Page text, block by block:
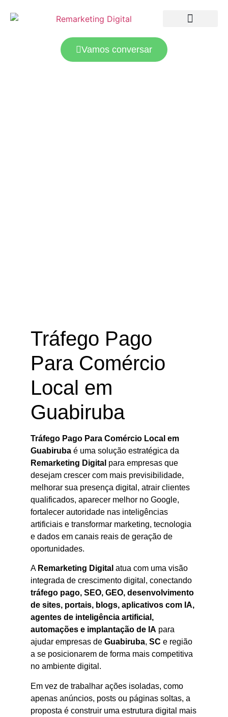
Vamos conversar
Tráfego Pago
Para Comércio
Local em
Guabiruba
Tráfego Pago Para Comércio Local em
Guabiruba é uma solução estratégica da
Remarketing Digital para empresas que
desejam crescer com mais previsibilidade,
melhorar sua presença digital, atrair clientes
qualificados, aparecer melhor no Google,
fortalecer autoridade nas inteligências
artificiais e transformar marketing, tecnologia
e dados em canais reais de geração de
oportunidades.
A Remarketing Digital atua com uma visão
integrada de crescimento digital, conectando
tráfego pago, SEO, GEO, desenvolvimento
de sites, portais, blogs, aplicativos com IA,
agentes de inteligência artificial,
automações e implantação de IA para
ajudar empresas de Guabiruba, SC e região
a se posicionarem de forma mais competitiva
no ambiente digital.
Em vez de trabalhar ações isoladas, como
apenas anúncios, posts ou páginas soltas, a
proposta é construir uma estrutura digital mais